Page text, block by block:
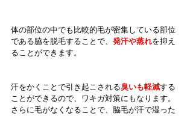
体の部位の中でも比較的毛が密集している部位
である脇を脱毛することで、 発汗や蒸れを抑え
ることができます。
汗をかくことで引き起こされる臭いも軽減する
ことができるので、ワキガ対策にもなります。
さらに毛がなくなることで、脇毛が汗で湿った